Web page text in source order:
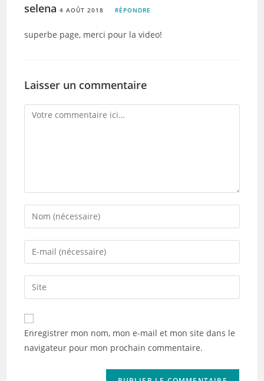
selena 4 AOÛT 2018 RÉPONDRE
superbe page, merci pour la video!
Laisser un commentaire
Comment
Enter
your
name
comment
Enter
your
email
address
comment
Saisir
l’URL
de
votre
(facultatif)
Enregistrer mon nom, mon e-mail et mon site dans le
navigateur pour mon prochain commentaire.